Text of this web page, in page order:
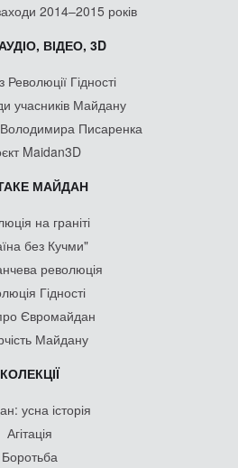
2014–2015 років
ВІДЕО, 3D
Революції Гідності
учасників Майдану
Писаренка
Maidan3D
МАЙДАН
на граніті
без Кучми"
революція
Гідності
Євромайдан
Майдану
КОЛЕКЦІЇ
усна історія
Агітація
Боротьба